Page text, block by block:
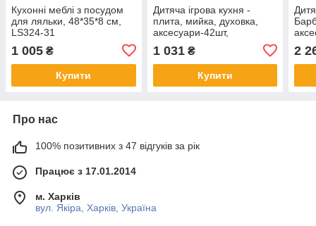
Кухонні меблі з посудом
для ляльки, 48*35*8 см,
LS324-31
1 005 ₴
Купити
Дитяча ігрова кухня -
плита, мийка, духовка,
аксесуари-42шт,
63×45,5×22 см, 889-190
1 031₴
Купити
2
Про нас
100% позитивних з 47 відгуків за рік
Працює з 17.01.2014
м. Харків
вул. Якіра, Харків, Україна